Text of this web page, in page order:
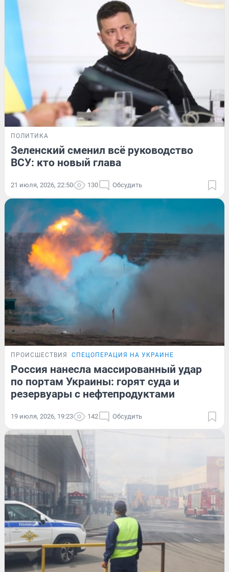
ПОЛИТИКА
Зеленский сменил всё руководство
ВСУ: кто новый глава
21 июля, 2026, 22:50 130 Обсудить
ПРОИСШЕСТВИЯ СПЕЦОПЕРАЦИЯ НА УКРАИНЕ
Россия нанесла массированный удар
по портам Украины: горят суда и
резервуары с нефтепродуктами
19 июля, 2026, 19:23 142 Обсудить